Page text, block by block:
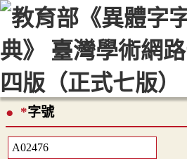
::: 最新消息 常見問題 編輯說明
顯示模式
網站導覽
*字號